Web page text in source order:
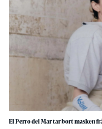
El Perro del Mar tar bort masken